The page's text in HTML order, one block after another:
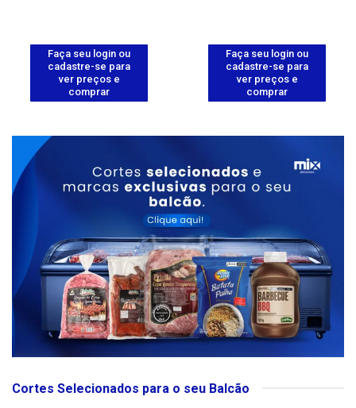
Faça seu login ou
cadastre-se para
ver preços e
comprar
Faça seu login ou
cadastre-se para
ver preços e
comprar
Cortes Selecionados para o seu Balcão